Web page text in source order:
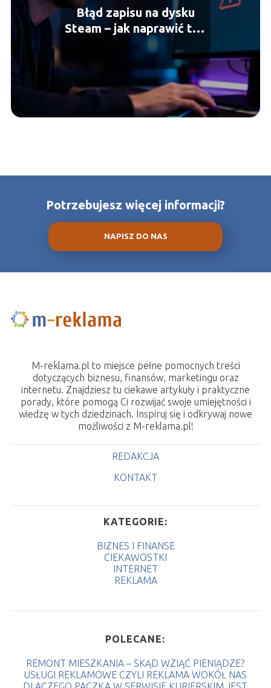
Błąd zapisu na dysku
Steam – jak naprawić ten
problem?
Potrzebujesz więcej informacji?
NAPISZ DO NAS
M-reklama.pl to miejsce pełne pomocnych treści
dotyczących biznesu, finansów, marketingu oraz
internetu. Znajdziesz tu ciekawe artykuły i praktyczne
porady, które pomogą Ci rozwijać swoje umiejętności i
wiedzę w tych dziedzinach. Inspiruj się i odkrywaj nowe
możliwości z M-reklama.pl!
REDAKCJA
KONTAKT
KATEGORIE:
BIZNES I FINANSE
CIEKAWOSTKI
INTERNET
REKLAMA
POLECANE:
REMONT MIESZKANIA – SKĄD WZIĄĆ PIENIĄDZE?
USŁUGI REKLAMOWE CZYLI REKLAMA WOKÓŁ NAS